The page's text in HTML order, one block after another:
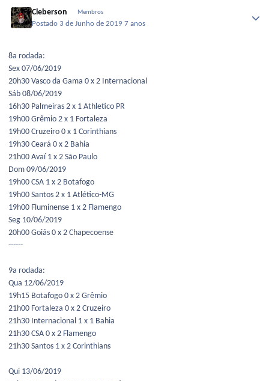
Cleberson Membros
Postado 3 de Junho de 20197 anos
8a rodada:
Sex 07/06/2019
20h30 Vasco da Gama 0 x 2 Internacional
Sáb 08/06/2019
16h30 Palmeiras 2 x 1 Athletico PR
19h00 Grêmio 2 x 1 Fortaleza
19h00 Cruzeiro 0 x 1 Corinthians
19h30 Ceará 0 x 2 Bahia
21h00 Avaí 1 x 2 São Paulo
Dom 09/06/2019
19h00 CSA 1 x 2 Botafogo
19h00 Santos 2 x 1 Atlético-MG
19h00 Fluminense 1 x 2 Flamengo
Seg 10/06/2019
20h00 Goiás 0 x 2 Chapecoense
------
9a rodada:
Qua 12/06/2019
19h15 Botafogo 0 x 2 Grêmio
21h00 Fortaleza 0 x 2 Cruzeiro
21h30 Internacional 1 x 1 Bahia
21h30 CSA 0 x 2 Flamengo
21h30 Santos 1 x 2 Corinthians
Qui 13/06/2019